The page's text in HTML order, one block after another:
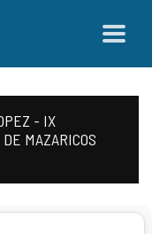
- IX
MAZARICOS